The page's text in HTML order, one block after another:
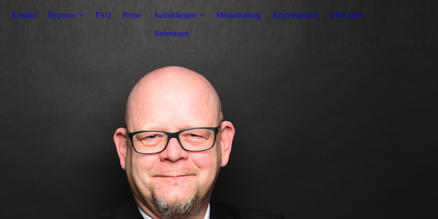
Kontakt Hypnose FAQ Preise Ausbildungen Mentaltraining Körpersprache Über mich
Referenzen